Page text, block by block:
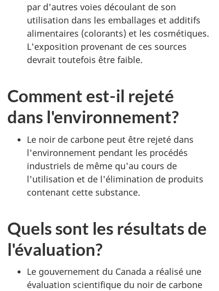
par d'autres voies découlant de son
utilisation dans les emballages et additifs
alimentaires (colorants) et les cosmétiques.
L'exposition provenant de ces sources
devrait toutefois être faible.
Comment est-il rejeté
dans l'environnement?
Le noir de carbone peut être rejeté dans
l'environnement pendant les procédés
industriels de même qu'au cours de
l'utilisation et de l'élimination de produits
contenant cette substance.
Quels sont les résultats de
l'évaluation?
Le gouvernement du Canada a réalisé une
évaluation scientifique du noir de carbone